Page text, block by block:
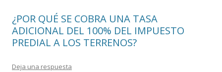
¿POR QUÉ SE COBRA UNA TASA
ADICIONAL DEL 100% DEL IMPUESTO
PREDIAL A LOS TERRENOS?
Deja una respuesta